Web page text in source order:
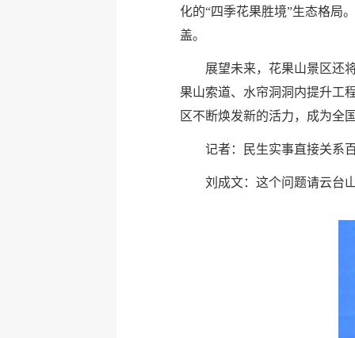
化的“四季花果胜境”生态格局
盖。
展望未来，花果山景区还
果山索道、水帘洞洞内提升工
区不断焕发新的活力，成为全
记者：民生实事直接关系
刘成文：这个问题请云台